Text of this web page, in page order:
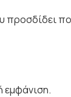
προσδίδει
εμφάνιση.